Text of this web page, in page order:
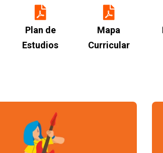
Plan de
Estudios
Mapa
Curricular